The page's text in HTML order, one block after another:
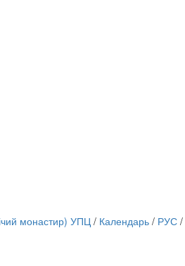
монастир) УПЦ/ Календарь/ РУС/